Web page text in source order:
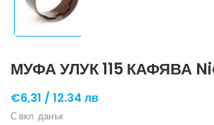
МУФА УЛУК 115 КАФЯВА
€6,31 / 12.34 лв
С вкл. данък